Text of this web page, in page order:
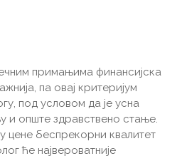
примањима финансијска
па овај критеријум
под условом да је усна
и опште здравствено стање.
цене беспрекорни квалитет
ће највероватније